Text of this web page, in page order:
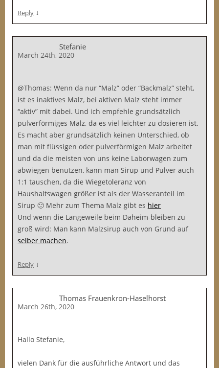
Reply ↓
Stefanie
March 24th, 2020
@Thomas: Wenn da nur “Malz” oder “Backmalz” steht,
ist es inaktives Malz, bei aktiven Malz steht immer
“aktiv” mit dabei. Und ich empfehle grundsätzlich
pulverförmiges Malz, da es viel leichter zu dosieren ist.
Es macht aber grundsätzlich keinen Unterschied, ob
man mit flüssigen oder pulverförmigen Malz arbeitet
und da die meisten von uns keine Laborwagen zum
abwiegen benutzen, kann man Sirup und Pulver auch
1:1 tauschen, da die Wiegetoleranz von
Haushaltswagen größer ist als der Wasseranteil im
Sirup 🙂 Mehr zum Thema Malz gibt es hier
Und wenn die Langeweile beim Daheim-bleiben zu
groß wird: Man kann Malzsirup auch von Grund auf
selber machen.
Reply ↓
Thomas Frauenkron-Haselhorst
March 26th, 2020
Hallo Stefanie,
vielen Dank für die ausführliche Antwort und das